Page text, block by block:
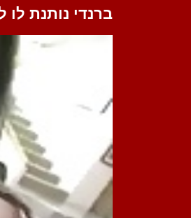
ברנדי נותנת